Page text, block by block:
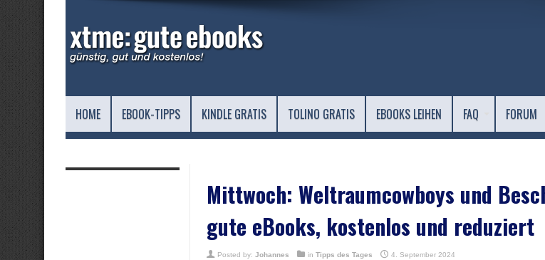
HOME EBOOK-TIPPS KINDLE GRATIS TOLINO GRATIS EBOOKS LEIHEN FAQ FORUM
Mittwoch: Weltraumcowboys und
gute eBooks, kostenlos und reduziert
Posted by: Johannes in Tipps des Tages 4. September 2024